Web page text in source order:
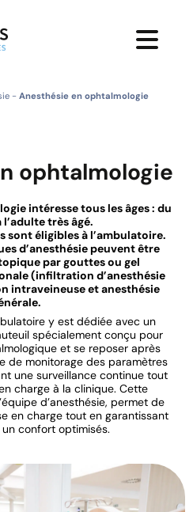
- Anesthésie en ophtalmologie
ophtalmologie
intéresse tous les âges : du
très âgé.
sont éligibles à l’ambulatoire.
d’anesthésie peuvent être
par gouttes ou gel
(infiltration d’anesthésie
intraveineuse et anesthésie
y est dédiée avec un
spécialement conçu pour
et se reposer après
de monitorage des paramètres
une surveillance continue tout
charge à la clinique. Cette
d’anesthésie, permet de
en charge tout en garantissant
confort optimisés.